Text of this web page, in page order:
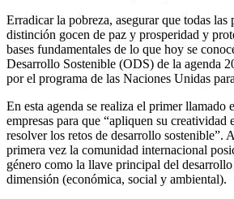
Erradicar la pobreza, asegurar que todas las
distinción gocen de paz y prosperidad y
bases fundamentales de lo que hoy se
Desarrollo Sostenible (ODS) de la agenda
por el programa de las Naciones Unidas
En esta agenda se realiza el primer llamado
empresas para que “apliquen su creatividad
resolver los retos de desarrollo sostenible”.
primera vez la comunidad internacional
género como la llave principal del
dimensión (económica, social y ambiental).